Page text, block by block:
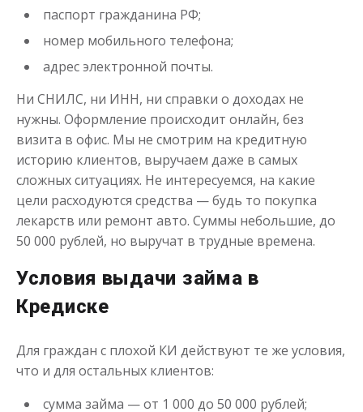
Моментальный займ
Сумма до 50 000 ₽
Срок от 1до 21 дня
Получить
Одолжим до 30 дней
Сумма до50 000₽
паспорт гражданина РФ;
номер мобильного телефона;
адрес электронной почты.
Ни СНИЛС, ни ИНН, ни справки о доходах не
нужны. Оформление происходит онлайн, без
визита в офис. Мы не смотрим на кредитную
историю клиентов, выручаем даже в самых
сложных ситуациях. Не интересуемся, на какие
цели расходуются средства — будь то покупка
лекарств или ремонт авто. Суммы небольшие, до
50 000 рублей, но выручат в трудные времена.
Условия выдачи займа в
Кредиске
Для граждан с плохой КИ действуют те же условия,
что и для остальных клиентов:
сумма займа — от 1 000 до 50 000 рублей;